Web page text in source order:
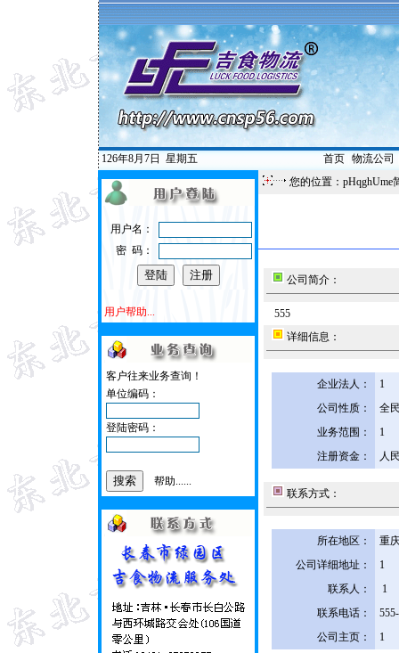
126年8月7日 星期五 首页| 物流公司
用户名：
密 码：
用户帮助...
客户往来业务查询！
单位编码：
登陆密码：
帮助......
您的位置：pHqghUme
公司简介：
555
详细信息：
企业法人：
1
公司性质：
全
业务范围：
1
注册资金：
人
联系方式：
所在地区：
重
公司详细地址：
1
联系人：
1
联系电话：
公司主页：
1